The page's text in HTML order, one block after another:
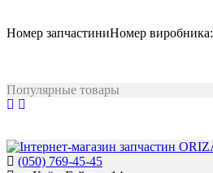
Номер запчастиниНомер виробника:
Популярные товары
(050) 769-45-45